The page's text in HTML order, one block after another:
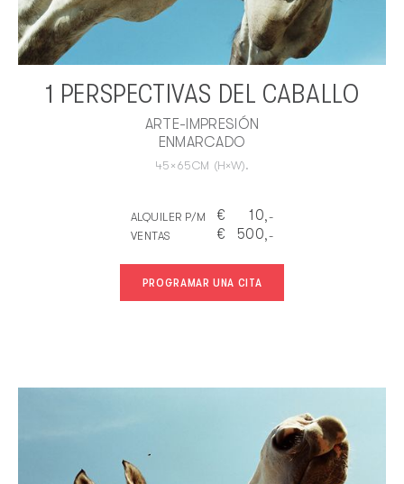
1 PERSPECTIVAS DEL CABALLO
ARTE-IMPRESIÓN
ENMARCADO
45 × 65CM (H×W).
ALQUILER P/M € 10,-
VENTAS
€ 500,-
PROGRAMAR UNA CITA